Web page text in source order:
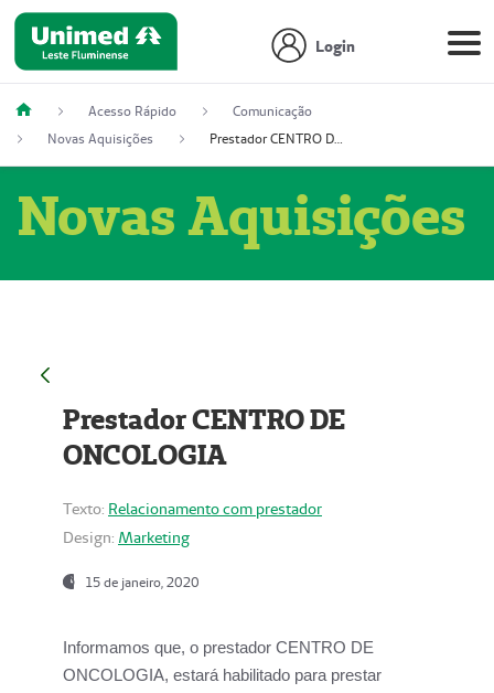
Login
Acesso Rápido
Comunicação
Novas Aquisições
Prestador CENTRO DE ONCOLOGIA
Novas Aquisições
Prestador CENTRO DE
ONCOLOGIA
Texto: Relacionamento com prestador
Design: Marketing
15 de janeiro, 2020
Informamos que, o prestador CENTRO DE
ONCOLOGIA, estará habilitado para prestar